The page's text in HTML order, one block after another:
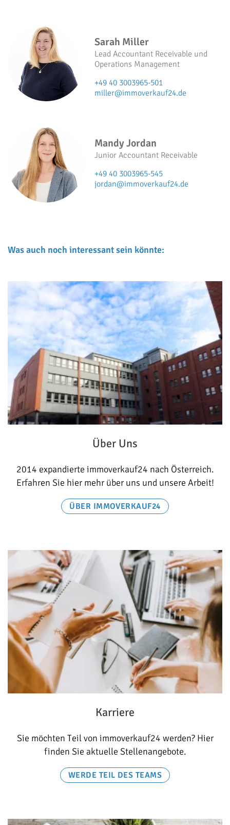
Sarah Miller
Lead Accountant Receivable und
Operations Management
+49 40 3003965-501
miller@immoverkauf24.de
Mandy Jordan
Junior Accountant Receivable
+49 40 3003965-545
jordan@immoverkauf24.de
Was auch noch interessant sein könnte:
Über Uns
2014 expandierte immoverkauf24 nach Österreich.
Erfahren Sie hier mehr über uns und unsere Arbeit!
ÜBER IMMOVERKAUF24
Karriere
Sie möchten Teil von immoverkauf24 werden? Hier
finden Sie aktuelle Stellenangebote.
WERDE TEIL DES TEAMS